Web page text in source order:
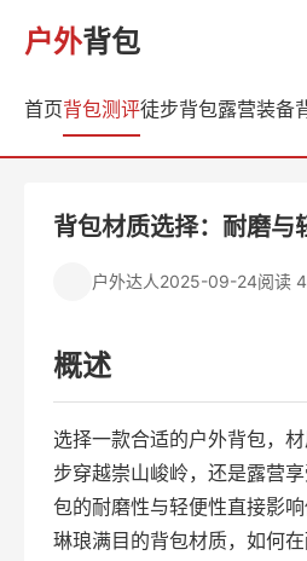
户外背包
首页背包测评徒步背包露营装备
背包材质选择：耐磨与
户外达人2025-09-24阅读 4
概述
选择一款合适的户外背包，
步穿越崇山峻岭，还是露营
包的耐磨性与轻便性直接影
琳琅满目的背包材质，如何